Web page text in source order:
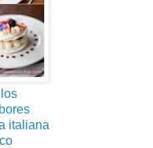
italiana